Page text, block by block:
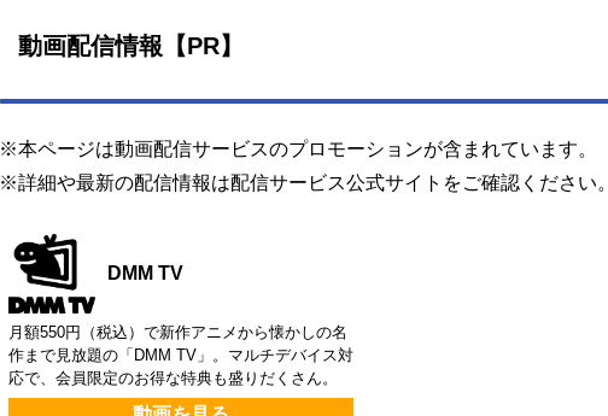
動画配信情報【PR】
※本ページは動画配信サービスのプロモーションが含まれています。
※詳細や最新の配信情報は配信サービス公式サイトをご確認ください。
DMM TV
月額550円（税込）で新作アニメから懐かしの名
作まで見放題の「DMM TV」。マルチデバイス対
応で、会員限定のお得な特典も盛りだくさん。